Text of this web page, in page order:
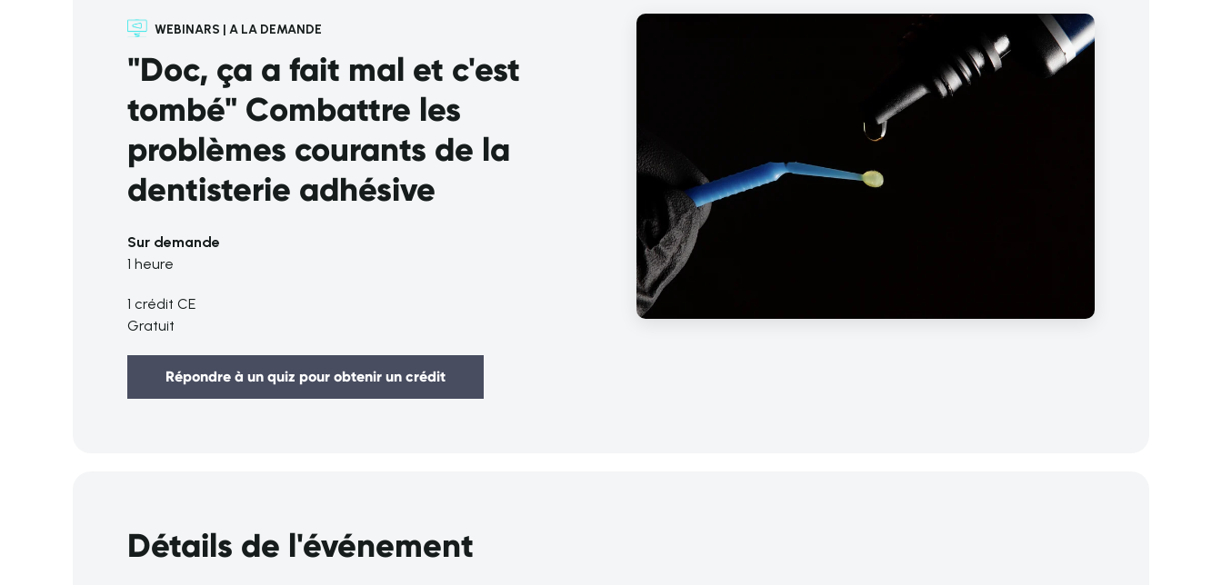
WEBINARS | A LA DEMANDE
"Doc, ça a fait mal et c'est
tombé" Combattre les
problèmes courants de la
dentisterie adhésive
Sur demande
1 heure
1 crédit CE
Gratuit
Répondre à un quiz pour obtenir un crédit
Détails de l'événement